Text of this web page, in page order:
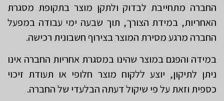
החברה מתחייבת לבדוק ולתקן מוצר בתקופת מסגרת
האחריות, במידת הצורך, תוך שבעה ימי עבודה במפעל
החברה מרגע מסירת המוצר בצירוף חשבונית רכישה.
במידה והפגם במוצר שהינו במסגרת אחריות החברה אינו
ניתן לתיקון, יוצע ללקוח מוצר חלופי או תעודת זיכוי
כספית וזאת על פי שיקול דעתה הבלעדי של החברה.